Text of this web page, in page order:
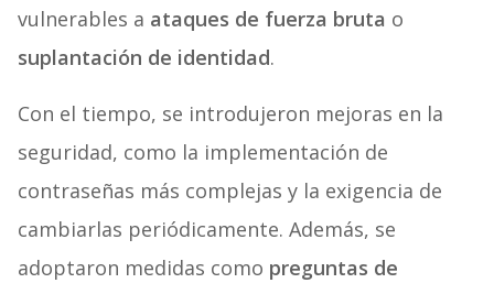
vulnerables a ataques de fuerza bruta o
suplantación de identidad.
Con el tiempo, se introdujeron mejoras en la
seguridad, como la implementación de
contraseñas más complejas y la exigencia de
cambiarlas periódicamente. Además, se
adoptaron medidas como preguntas de